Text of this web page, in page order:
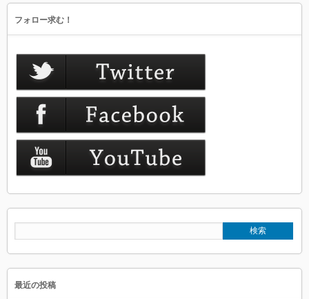
フォロー求む！
最近の投稿